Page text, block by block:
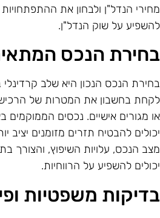
הנדל"ן ולבחון את ההתפתחויות
על שוק הנדל"ן.
הנכס
הנכס הנכון היא שלב
בחשבון את המטרות של
מגורים אישיים. נכסים הממוקמים
להבטיח תזרים מזומנים יציב
הנכס, עלויות השיפוץ, והצורך
להשפיע על הרווחיות.
משפטיות